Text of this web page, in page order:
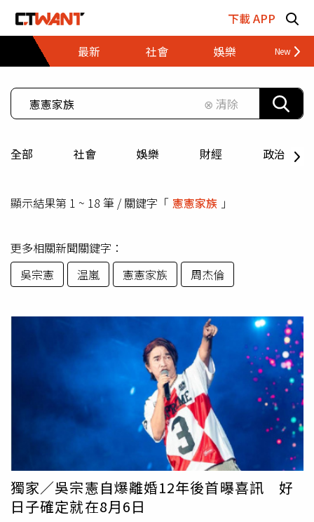
下載 APP
最新
社會 娛樂 財經
⊗ 清除
全部 社會 娛樂 財經 政治
顯示結果第 1 ~ 18 筆 / 關鍵字「 憲憲家族 」
更多相關新聞關鍵字：
吳宗憲
温嵐 憲憲家族 周杰倫
獨家／吳宗憲自爆離婚12年後首曝喜訊 好
日子確定就在8月6日